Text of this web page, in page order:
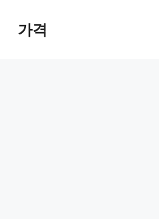
가격